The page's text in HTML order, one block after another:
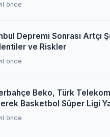
önce
Depremi Sonrası Artçı
ve Riskler
önce
Beko, Türk
Basketbol Süper Ligi
önce